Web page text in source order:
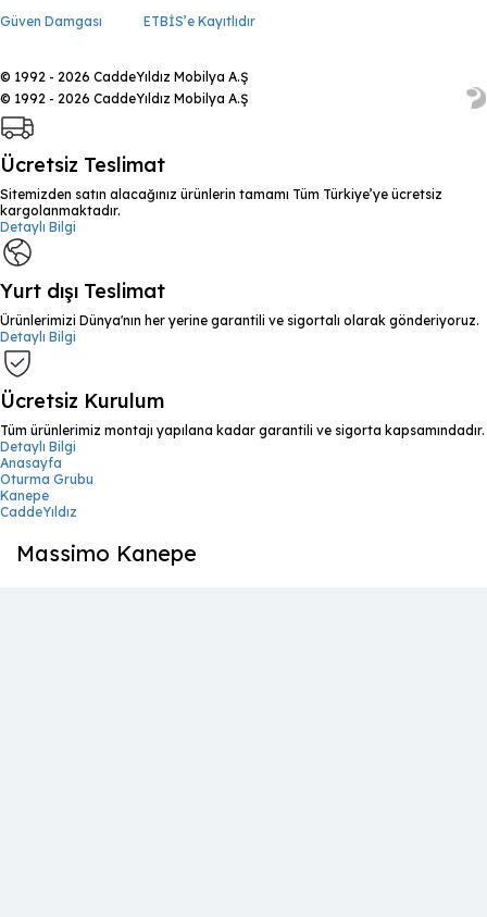
Güven Damgası ETBİS’e Kayıtlıdır
© 1992 - 2026 CaddeYıldız Mobilya A.Ş
© 1992 - 2026 CaddeYıldız Mobilya A.Ş
Ücretsiz Teslimat
Sitemizden satın alacağınız ürünlerin tamamı Tüm Türkiye’ye ücretsiz
kargolanmaktadır.
Detaylı Bilgi
Yurt dışı Teslimat
Ürünlerimizi Dünya'nın her yerine garantili ve sigortalı olarak gönderiyoruz.
Detaylı Bilgi
Ücretsiz Kurulum
Tüm ürünlerimiz montajı yapılana kadar garantili ve sigorta kapsamındadır.
Detaylı Bilgi
Anasayfa
Oturma Grubu
Kanepe
CaddeYıldız
Massimo Kanepe